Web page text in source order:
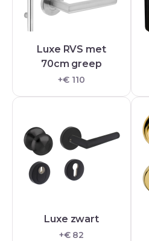
Luxe RVS met
70cm greep
+€ 110
Luxe zwart
+€ 82